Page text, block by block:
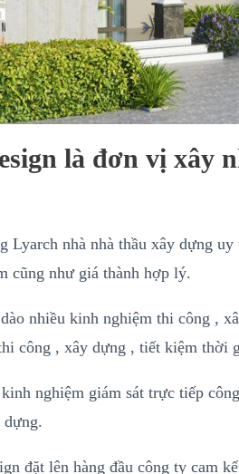
là đơn vị xây
Lyarch nhà nhà thầu xây dựng
cũng như giá thành hợp lý.
nhiều kinh nghiệm thi công ,
công , xây dựng , tiết kiệm thời
nghiệm giám sát trực tiếp
đặt lên hàng đầu công ty cam